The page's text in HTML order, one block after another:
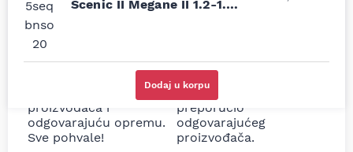
Scenic II Megane II 1.2-1.6
Dodaj u korpu
prodavnice auto delova
i definitivno najbolje
cene su ovde. Kupila
sam više puta auto
delove iz MD Auto. Uvek
dobra preporuka za
proizvođača i
odgovarajuću opremu.
Sve pohvale!
potreban za moju
Tojotu, ali me je Miloš
podsetio, istražio i
preporučio
odgovarajućeg
proizvođača.